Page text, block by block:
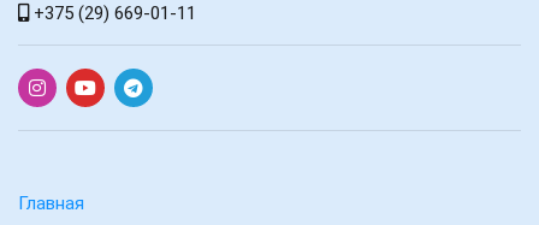
+375 (29) 669-01-11
Главная